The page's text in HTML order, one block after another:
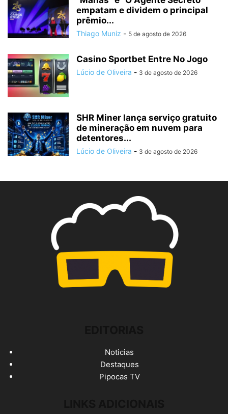
empatam e dividem o principal
prêmio...
Thiago Muniz - 5 de agosto de 2026
Casino Sportbet Entre No Jogo
Lúcio de Oliveira - 3 de agosto de 2026
SHR Miner lança serviço gratuito
de mineração em nuvem para
detentores...
Lúcio de Oliveira - 3 de agosto de 2026
Noticias
Destaques
Pipocas TV